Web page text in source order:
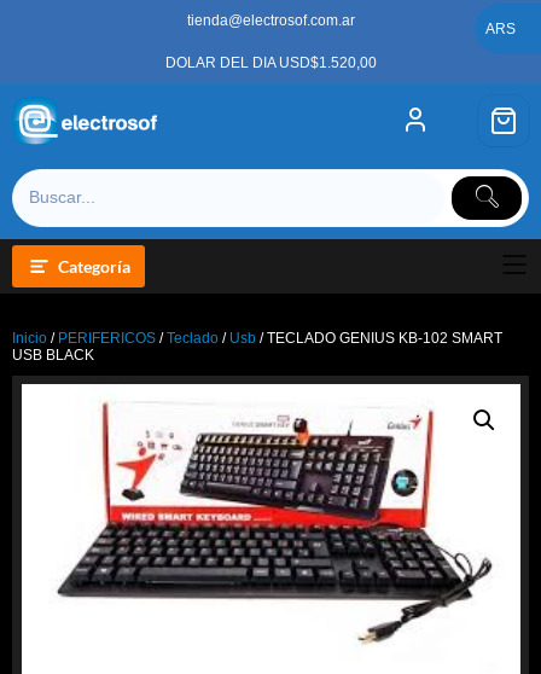
tienda@electrosof.com.ar
DOLAR DEL DIA USD$1.520,00
Categoría
Inicio / PERIFERICOS /Teclado / Usb / TECLADO GENIUS KB-102 SMART
USB BLACK
ARS